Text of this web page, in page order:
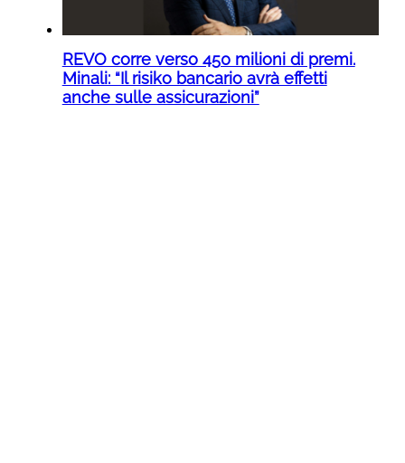
REVO corre verso 450 milioni di premi.
Minali: “Il risiko bancario avrà effetti
anche sulle assicurazioni”